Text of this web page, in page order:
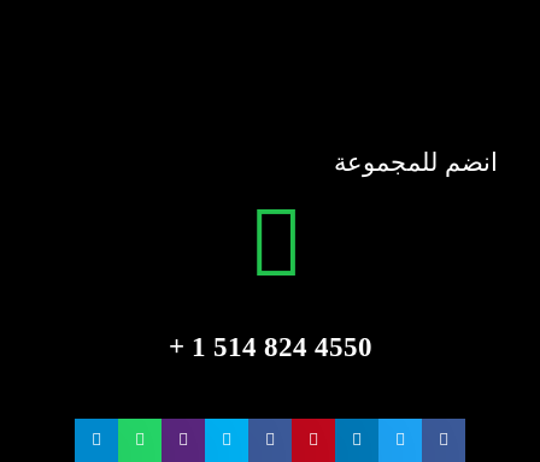
انضم للمجموعة
4550 824 514 1 +